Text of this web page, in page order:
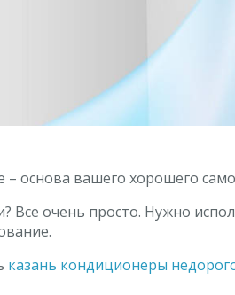
основа вашего хорошего
Все очень просто. Нужно
казань кондиционеры